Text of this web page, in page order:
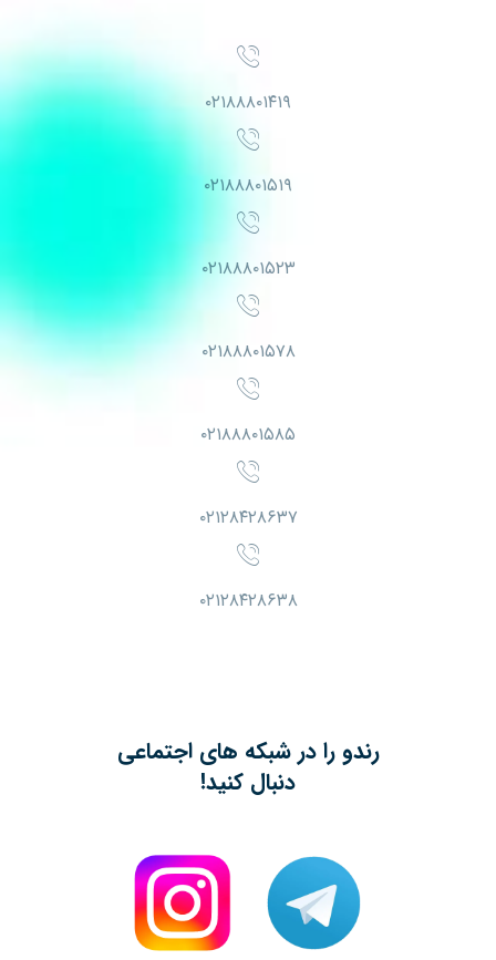
۰۲۱۸۸۸۰۱۴۱۹
۰۲۱۸۸۸۰۱۵۱۹
۰۲۱۸۸۸۰۱۵۲۳
۰۲۱۸۸۸۰۱۵۷۸
۰۲۱۸۸۸۰۱۵۸۵
۰۲۱۲۸۴۲۸۶۳۷
۰۲۱۲۸۴۲۸۶۳۸
رندو را در شبکه های اجتماعی
دنبال کنید!